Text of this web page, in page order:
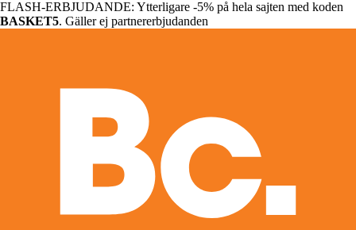
FLASH-ERBJUDANDE: Ytterligare -5% på hela sajten med koden
BASKET5. Gäller ej partnererbjudanden